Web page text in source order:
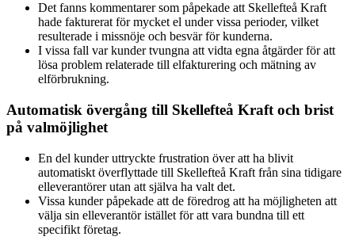
Det fanns kommentarer som påpekade att Skellefteå Kraft
hade fakturerat för mycket el under vissa perioder, vilket
resulterade i missnöje och besvär för kunderna.
I vissa fall var kunder tvungna att vidta egna åtgärder för att
lösa problem relaterade till elfakturering och mätning av
elförbrukning.
Automatisk övergång till Skellefteå Kraft och brist
på valmöjlighet
En del kunder uttryckte frustration över att ha blivit
automatiskt överflyttade till Skellefteå Kraft från sina tidigare
elleverantörer utan att själva ha valt det.
Vissa kunder påpekade att de föredrog att ha möjligheten att
välja sin elleverantör istället för att vara bundna till ett
specifikt företag.